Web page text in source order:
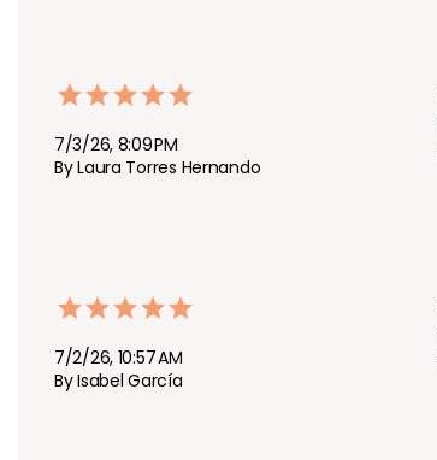
7/3/26, 8:09 PM
By Laura Torres Hernando
7/2/26, 10:57 AM
By Isabel García